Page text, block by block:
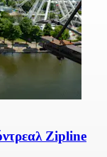
Zipline